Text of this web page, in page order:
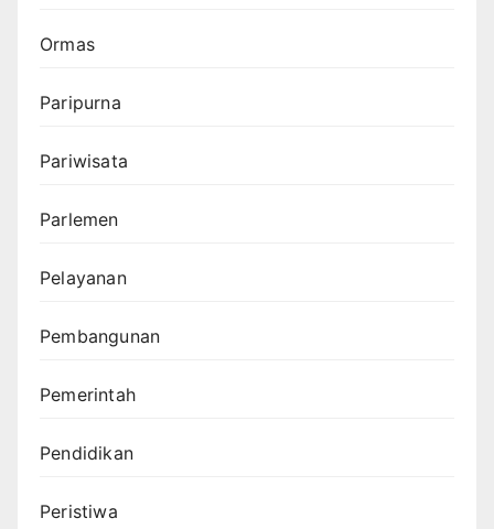
Ormas
Paripurna
Pariwisata
Parlemen
Pelayanan
Pembangunan
Pemerintah
Pendidikan
Peristiwa